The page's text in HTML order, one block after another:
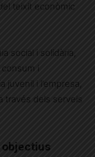
teixit econòmic
social i solidària,
i
juvenil i l’empresa,
través dels serveis